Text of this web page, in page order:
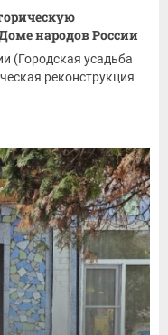
народов России
(Городская усадьба
реконструкция